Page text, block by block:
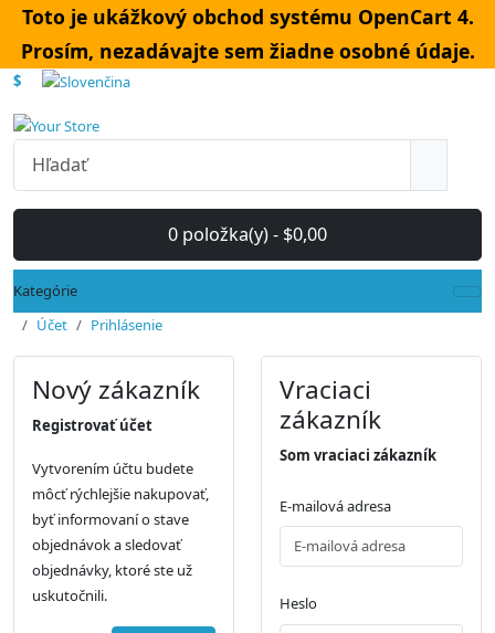
Toto je ukážkový obchod systému OpenCart 4.
Prosím, nezadávajte sem žiadne osobné údaje.
$
0 položka(y) - $0,00
Kategórie
Účet
Prihlásenie
Nový zákazník
Registrovať účet
Vytvorením účtu budete
môcť rýchlejšie nakupovať,
byť informovaní o stave
objednávok a sledovať
objednávky, ktoré ste už
uskutočnili.
Vraciaci
zákazník
Som vraciaci zákazník
E-mailová adresa
Heslo